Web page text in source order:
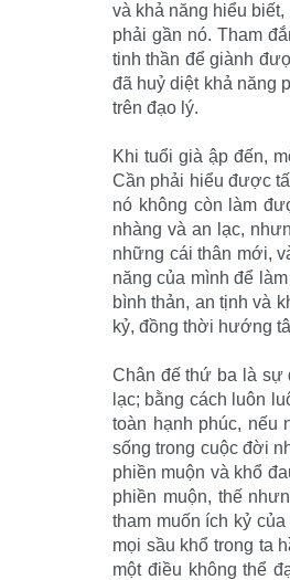
và khả năng hiểu
phải gần nó. Tham
tinh thần để giành
đã huỷ diệt khả năng
trên đạo lý.
Khi tuổi già ập đến,
Cần phải hiểu được
nó không còn làm
nhàng và an lạc,
những cái thân mới,
năng của mình để
bình thản, an tịnh và
kỷ, đồng thời hướng
Chân đế thứ ba là sự
lạc; bằng cách luôn
toàn hạnh phúc, nếu
sống trong cuộc đời
phiền muộn và khổ
phiền muộn, thế
tham muốn ích kỷ
mọi sầu khổ trong ta
một điều không thể